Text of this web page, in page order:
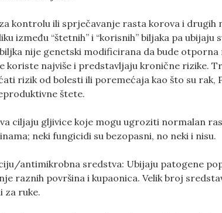
kontrolu ili sprječavanje rasta korova i drugih
između “štetnih” i “korisnih” biljaka pa ubijaju
nije genetski modificirana da bude
koriste najviše i predstavljaju kronične rizike.
rizik od bolesti ili poremećaja kao što su rak,
štete.
ciljaju gljivice koje mogu ugroziti normalan
neki fungicidi su bezopasni, no neki i nisu.
antimikrobna sredstva: Ubijaju patogene
raznih površina i kupaonica. Velik broj
za ruke.